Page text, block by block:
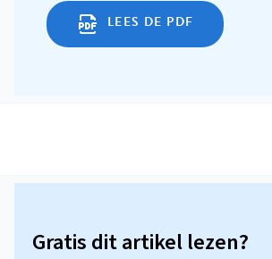
LEES DE PDF
Gratis dit artikel lezen?